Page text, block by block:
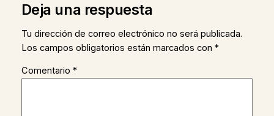
Deja una respuesta
Tu dirección de correo electrónico no será publicada.
Los campos obligatorios están marcados con *
Comentario *